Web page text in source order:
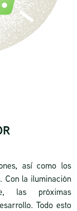
así como los
Con la iluminación
las próximas
Todo esto